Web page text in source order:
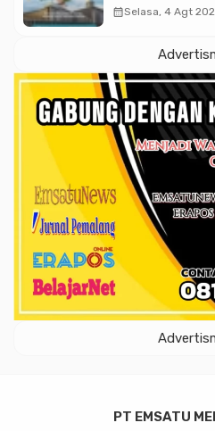
Masjid Istiqlal
calendar_monthSelasa, 4 Agt
PT EMSATU